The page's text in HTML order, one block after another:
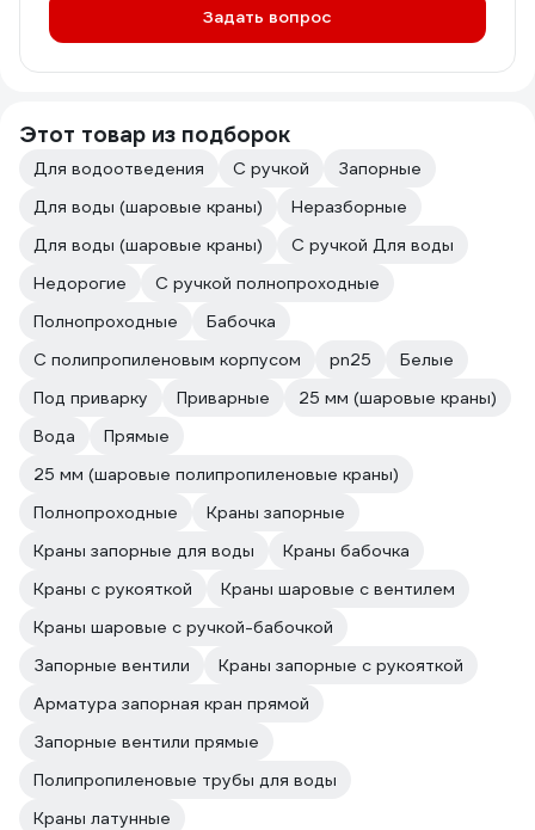
Задать вопрос
Этот товар из подборок
Для водоотведения С ручкой
Запорные
Для воды (шаровые краны)
Неразборные
Для воды (шаровые краны)
С ручкой Для воды
Недорогие
С ручкой полнопроходные
Полнопроходные
Бабочка
С полипропиленовым корпусом
pn25
Белые
Под приварку
Приварные
25 мм (шаровые краны)
Вода
Прямые
25 мм (шаровые полипропиленовые краны)
Полнопроходные
Краны запорные
Краны запорные для воды
Краны бабочка
Краны с рукояткой
Краны шаровые с вентилем
Краны шаровые с ручкой-бабочкой
Запорные вентили
Краны запорные с рукояткой
Арматура запорная кран прямой
Запорные вентили прямые
Полипропиленовые трубы для воды
Краны латунные